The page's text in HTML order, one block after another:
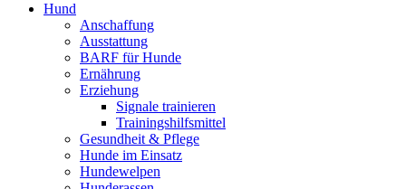
Hund
Anschaffung
Ausstattung
BARF für Hunde
Ernährung
Erziehung
Signale trainieren
Trainingshilfsmittel
Gesundheit & Pflege
Hunde im Einsatz
Hundewelpen